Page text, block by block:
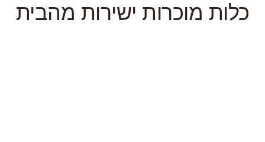
כלות מוכרות ישירות מהבית